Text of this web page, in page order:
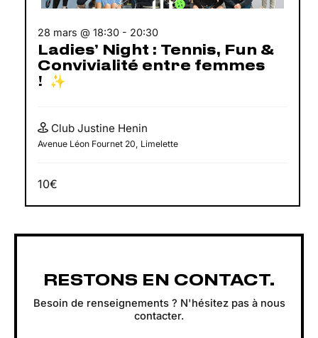
28 mars @ 18:30 - 20:30
Ladies’ Night : Tennis, Fun &
Convivialité entre femmes
! ✨
Club Justine Henin
Avenue Léon Fournet 20, Limelette
10€
RESTONS EN CONTACT.
Besoin de renseignements ? N'hésitez pas à nous
contacter.